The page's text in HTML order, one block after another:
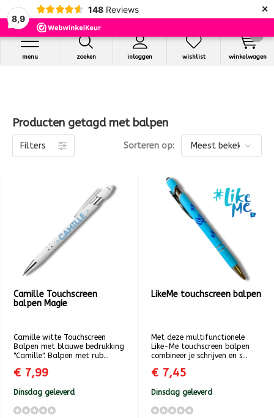
8,9
148 Reviews ×
zoeken inloggen
menu wishlist winkelwagen
Producten getagd met balpen
Filters Sorteren op:
Camille Touchscreen
balpen Magie
Camille witte Touchscreen
Balpen met blauwe bedrukking
"Camille". Balpen met rub...
€ 7,99
Dinsdag geleverd
LikeMe touchscreen balpen
Met deze multifunctionele
Like-Me touchscreen balpen
combineer je schrijven en s...
€ 7,45
Dinsdag geleverd